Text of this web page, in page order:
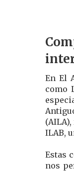
En El
como
ILAB,
Estas
nos